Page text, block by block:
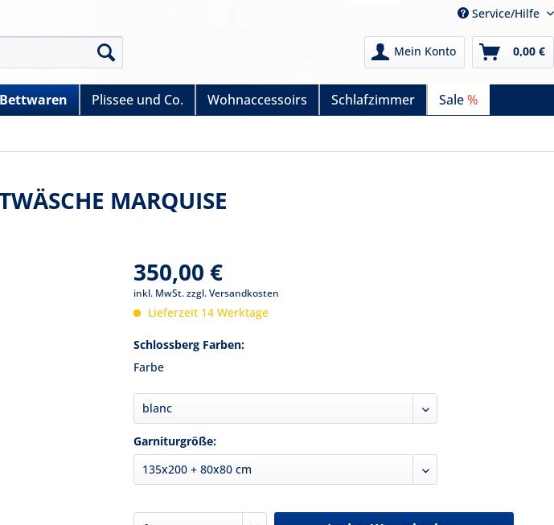
Service/Hilfe
Mein Konto 0,00 €
Bettwaren Plissee und Co. Wohnaccessoirs Schlafzimmer Sale%
MARQUISE
350,00 €
inkl. MwSt.zzgl. Versandkosten
Lieferzeit 14 Werktage
Schlossberg Farben:
Farbe
Garniturgröße: